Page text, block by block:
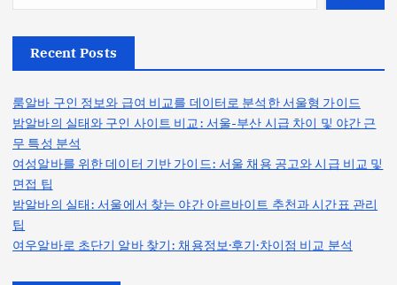
Recent Posts
룸알바 구인 정보와 급여 비교를 데이터로 분석한 서울형 가이드
밤알바의 실태와 구인 사이트 비교: 서울-부산 시급 차이 및 야간 근
무 특성 분석
여성알바를 위한 데이터 기반 가이드: 서울 채용 공고와 시급 비교 및
면접 팁
밤알바의 실태: 서울에서 찾는 야간 아르바이트 추천과 시간표 관리
팁
여우알바로 초단기 알바 찾기: 채용정보·후기·차이점 비교 분석